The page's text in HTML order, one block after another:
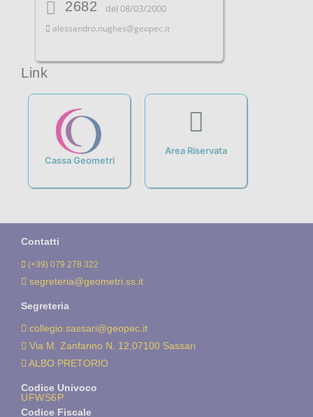
2682 del 08/03/2000
alessandro.nughes@geopec.it
Link
Cassa Geometri
Area Riservata
Contatti
(+39) 079 278 322
segreteria@geometri.ss.it
Segreteria
collegio.sassari@geopec.it
Via M. Zanfarino N. 12,07100 Sassari
ALBO PRETORIO
Codice Univoco
UFWS6P
Codice Fiscale